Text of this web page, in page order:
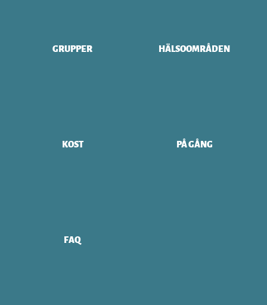
GRUPPER HÄLSOOMRÅDEN
KOST PÅ GÅNG
FAQ